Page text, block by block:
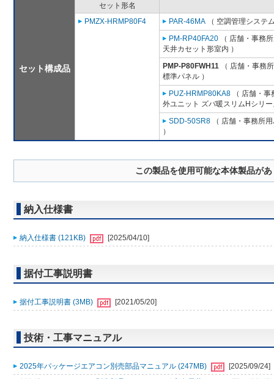
セット構成品
セット形名
PMZX-HRMP80F4
PAR-46MA （ 空調管理システ
PM-RP40FA20 （ 店舗・事務
天井カセット形室内 ）
PMP-P80FWH11 （ 店舗・事務
標準パネル ）
PUZ-HRMP80KA8 （ 店舗・
外ユニット ズバ暖スリムHシリ
SDD-50SR8 （ 店舗・事務所
）
この製品を使用可能な本体製品が
納入仕様書
納入仕様書 (121KB) [2025/04/10]
据付工事説明書
据付工事説明書 (3MB) [2021/05/20]
技術・工事マニュアル
2025年パッケージエアコン別売部品マニュアル (247MB)
[2025/09/24]